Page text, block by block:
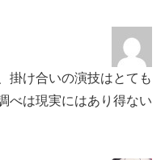
掛け合いの演技はとても
べは現実にはあり得ない